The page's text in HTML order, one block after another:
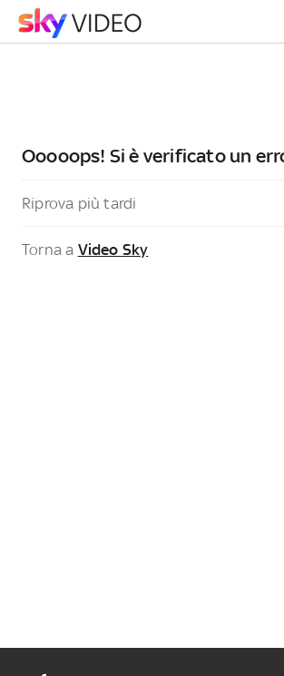
Ooooops! Si è verificato un
Riprova più tardi
Torna a Video Sky